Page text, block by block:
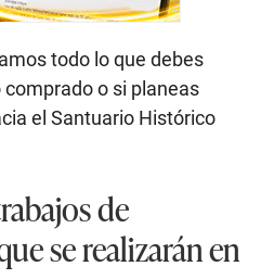
todo lo que debes
o si planeas
el Santuario Histórico
de
se realizarán en